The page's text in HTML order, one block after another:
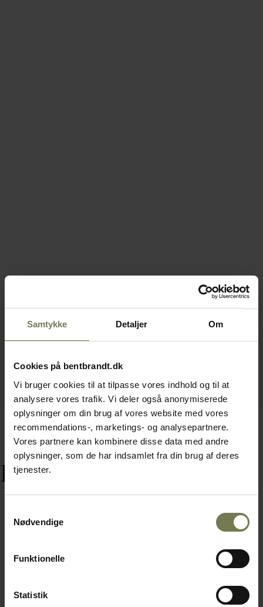
Samtykke Detaljer Om
Cookies på bentbrandt.dk
Vi bruger cookies til at tilpasse vores indhold og til at
analysere vores trafik. Vi deler også anonymiserede
oplysninger om din brug af vores website med vores
recommendations-, marketings- og analysepartnere.
Vores partnere kan kombinere disse data med andre
oplysninger, som de har indsamlet fra din brug af deres
tjenester.
Nødvendige
Funktionelle
Statistik
Relaterede varer